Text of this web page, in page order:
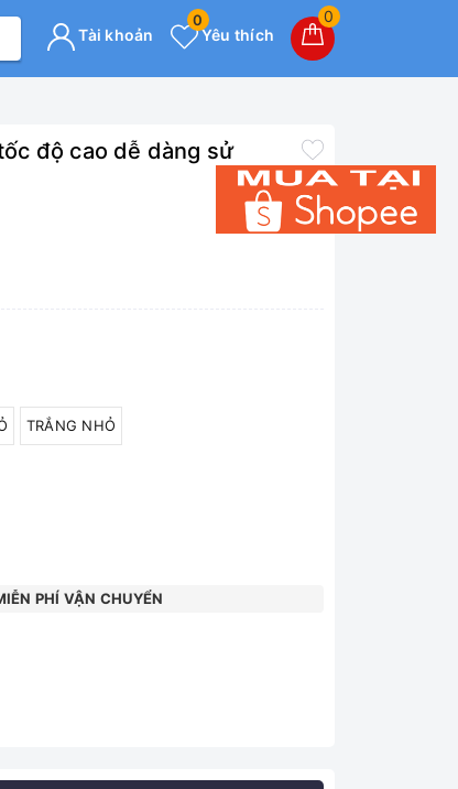
0
Yêu thích
0
Tài khoản
độ cao dễ dàng sử
TRẮNG NHỎ
PHÍ VẬN CHUYỂN